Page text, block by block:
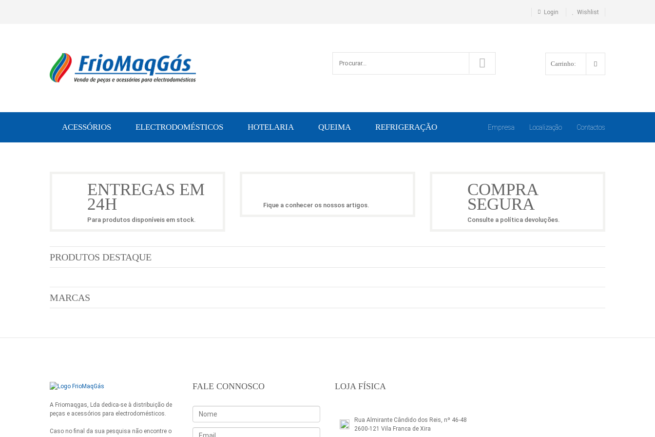
Login Wishlist
Carrinho:
ACESSÓRIOS ELECTRODOMÉSTICOS HOTELARIA QUEIMA REFRIGERAÇÃO Contactos
Localização
Empresa
ENTREGAS EM
24H
Para produtos disponíveis em stock.
Fique a conhecer os nossos artigos.
COMPRA
SEGURA
Consulte a política devoluções.
PRODUTOS DESTAQUE
MARCAS
A Friomaqgas, Lda dedica-se à distribuição de
peças e acessórios para electrodomésticos.
Caso no final da sua pesquisa não encontre o
FALE CONNOSCO LOJA FÍSICA
Rua Almirante Cândido dos Reis, nº 46-48
2600-121 Vila Franca de Xira